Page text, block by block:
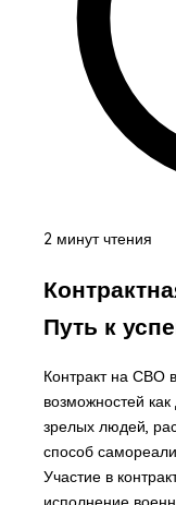
2 минут чтения
Путь к
Контракт на СВО
возможностей
зрелых людей,
способ
Участие в